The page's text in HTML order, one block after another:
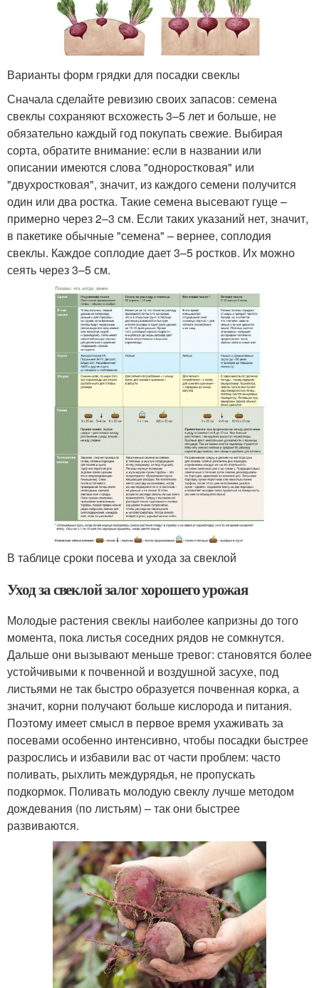
Варианты форм грядки для посадки свеклы
Сначала сделайте ревизию своих запасов: семена
свеклы сохраняют всхожесть 3–5 лет и больше, не
обязательно каждый год покупать свежие. Выбирая
сорта, обратите внимание: если в названии или
описании имеются слова "одноростковая" или
"двухростковая", значит, из каждого семени получится
один или два ростка. Такие семена высевают гуще –
примерно через 2–3 см. Если таких указаний нет, значит,
в пакетике обычные "семена" – вернее, соплодия
свеклы. Каждое соплодие дает 3–5 ростков. Их можно
сеять через 3–5 см.
В таблице сроки посева и ухода за свеклой
Уход за свеклой залог хорошего урожая
Молодые растения свеклы наиболее капризны до того
момента, пока листья соседних рядов не сомкнутся.
Дальше они вызывают меньше тревог: становятся более
устойчивыми к почвенной и воздушной засухе, под
листьями не так быстро образуется почвенная корка, а
значит, корни получают больше кислорода и питания.
Поэтому имеет смысл в первое время ухаживать за
посевами особенно интенсивно, чтобы посадки быстрее
разрослись и избавили вас от части проблем: часто
поливать, рыхлить междурядья, не пропускать
подкормок. Поливать молодую свеклу лучше методом
дождевания (по листьям) – так они быстрее
развиваются.